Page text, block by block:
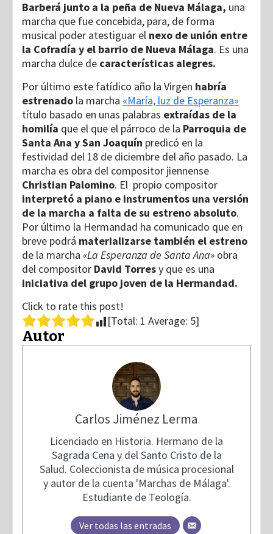
Barberá junto a la peña de Nueva Málaga, una
marcha que fue concebida, para, de forma
musical poder atestiguar el nexo de unión entre
la Cofradía y el barrio de Nueva Málaga. Es una
marcha dulce de características alegres.
Por último este fatídico año la Virgen habría
estrenado la marcha «María, luz de Esperanza»
título basado en unas palabras extraídas de la
homilía que el que el párroco de la Parroquia de
Santa Ana y San Joaquín predicó en la
festividad del 18 de diciembre del año pasado. La
marcha es obra del compositor jiennense
Christian Palomino. El propio compositor
interpretó a piano e instrumentos una versión
de la marcha a falta de su estreno absoluto.
Por último la Hermandad ha comunicado que en
breve podrá materializarse también el estreno
de la marcha «La Esperanza de Santa Ana» obra
del compositor David Torresy que es una
iniciativa del grupo joven de la Hermandad.
Click to rate this post!
[Total: 1 Average: 5]
Autor
Carlos Jiménez Lerma
Licenciado en Historia. Hermano de la
Sagrada Cena y del Santo Cristo de la
Salud. Coleccionista de música procesional
y autor de la cuenta 'Marchas de Málaga'.
Estudiante de Teología.
Ver todas las entradas